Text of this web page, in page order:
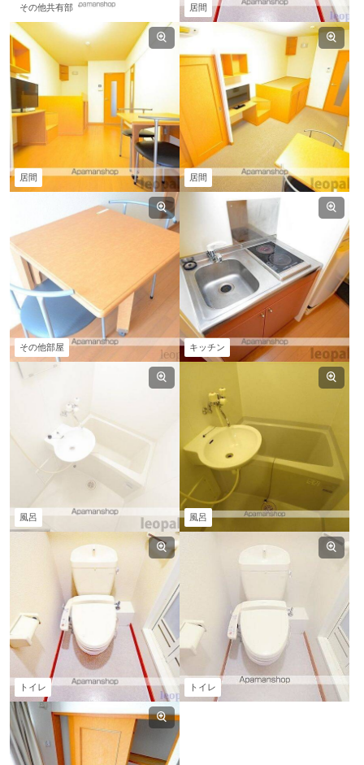
その他共有部 居間
居間 居間
その他部屋 キッチン
風呂 風呂
トイレ トイレ